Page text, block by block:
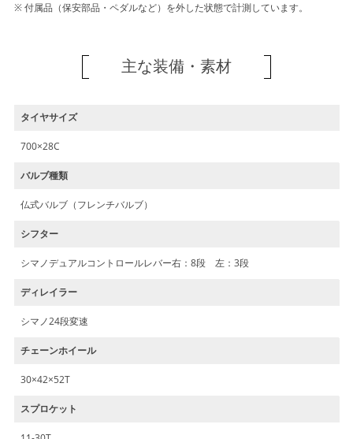
付属品（保安部品・ペダルなど）を外した状態で計測しています。
主な装備・素材
タイヤサイズ
700×28C
バルブ種類
仏式バルブ（フレンチバルブ）
シフター
シマノデュアルコントロールレバー右：8段 左：3段
ディレイラー
シマノ24段変速
チェーンホイール
30×42×52T
スプロケット